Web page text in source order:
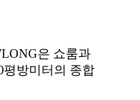
은 쇼룸과
평방미터의 종합